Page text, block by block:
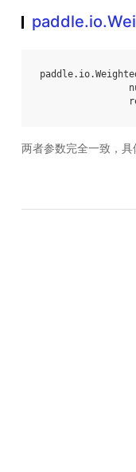
paddle. io.
两者参数完全一致，具